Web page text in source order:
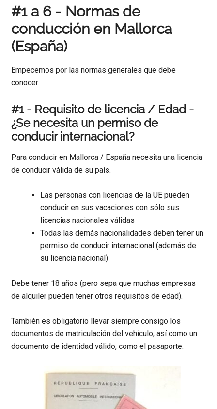
#1 a 6 - Normas de
conducción en Mallorca
(España)
Empecemos por las normas generales que debe
conocer:
#1 - Requisito de licencia / Edad -
¿Se necesita un permiso de
conducir internacional?
Para conducir en Mallorca / España necesita una licencia
de conducir válida de su país.
Las personas con licencias de la UE pueden
conducir en sus vacaciones con sólo sus
licencias nacionales válidas
Todas las demás nacionalidades deben tener un
permiso de conducir internacional (además de
su licencia nacional)
Debe tener 18 años (pero sepa que muchas empresas
de alquiler pueden tener otros requisitos de edad).
También es obligatorio llevar siempre consigo los
documentos de matriculación del vehículo, así como un
documento de identidad válido, como el pasaporte.